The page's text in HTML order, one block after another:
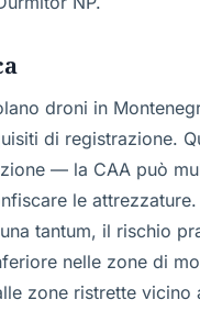
droni in
di registrazione.
— la CAA può
le attrezzature.
tantum, il rischio
nelle zone di
zone ristrette vicino